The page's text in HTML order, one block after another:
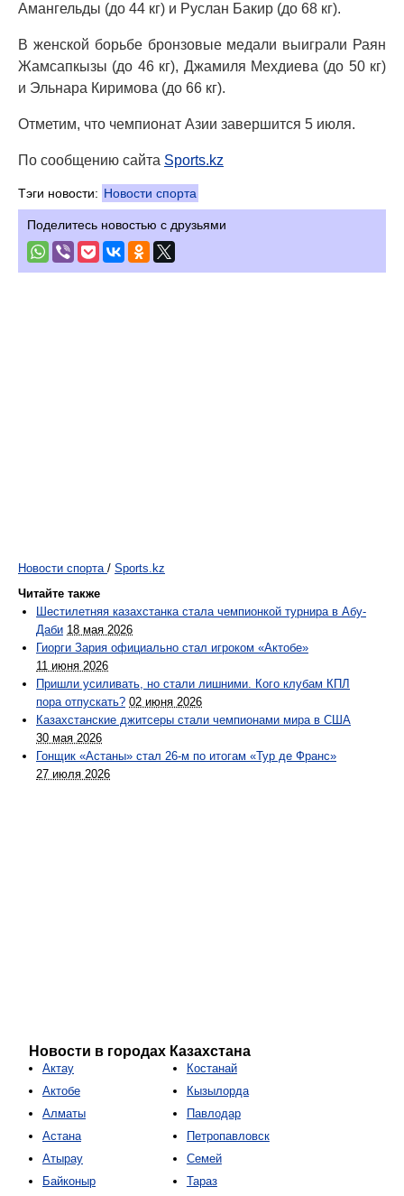
Амангельды (до 44 кг) и Руслан Бакир (до 68 кг).
В женской борьбе бронзовые медали выиграли Раян
Жамсапкызы (до 46 кг), Джамиля Мехдиева (до 50 кг)
и Эльнара Киримова (до 66 кг).
Отметим, что чемпионат Азии завершится 5 июля.
По сообщению сайта Sports.kz
Тэги новости: Новости спорта
Поделитесь новостью с друзьями
Новости спорта / Sports.kz
Читайте также
Шестилетняя казахстанка стала чемпионкой турнира в Абу-
Даби 18 мая 2026
Гиорги Зария официально стал игроком «Актобе»
11 июня 2026
Пришли усиливать, но стали лишними. Кого клубам КПЛ
пора отпускать? 02 июня 2026
Казахстанские джитсеры стали чемпионами мира в США
30 мая 2026
Гонщик «Астаны» стал 26-м по итогам «Тур де Франс»
27 июля 2026
Новости в городах Казахстана
Актау
Актобе
Алматы
Астана
Атырау
Байконыр
Костанай
Кызылорда
Павлодар
Петропавловск
Семей
Тараз